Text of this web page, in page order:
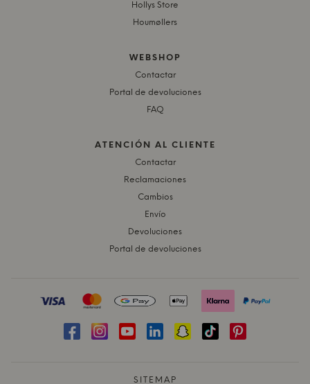
Hollys Store
Houmøllers
WEBSHOP
Contactar
Portal de devoluciones
FAQ
ATENCIÓN AL CLIENTE
Contactar
Reclamaciones
Cambios
Envío
Devoluciones
Portal de devoluciones
SITEMAP